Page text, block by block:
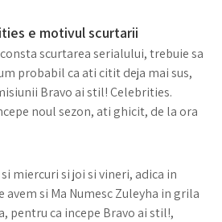
e motivul scurtarii
scurtarea serialului, trebuie sa
probabil ca ati citit deja mai sus,
Bravo ai stil! Celebrities.
noul sezon, ati ghicit, de la ora
miercuri si joi si vineri, adica in
avem si Ma Numesc Zuleyha in grila
pentru ca incepe Bravo ai stil!,